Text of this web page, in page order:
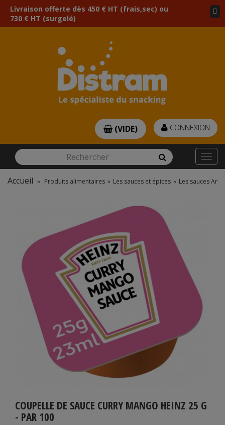
Livraison offerte dès 450 € HT (frais,sec) ou
730 € HT (surgelé)
Rechercher Rechercher
CONNEXION
(VIDE)
Accueil » Produits alimentaires » Les sauces et épices » Les sauces
COUPELLE DE SAUCE CURRY MANGO HEINZ 25 G
- PAR 100